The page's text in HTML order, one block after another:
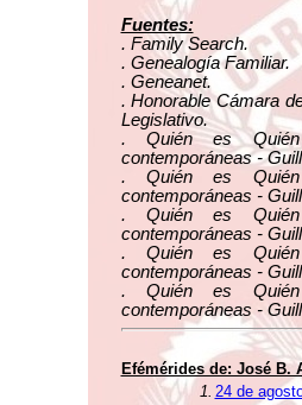
Fuentes:
. Family Search.
. Genealogía Familiar.
. Geneanet.
. Honorable Cámara
Legislativo.
. Quién es
contemporáneas -
. Quién es
contemporáneas -
. Quién es
contemporáneas -
. Quién es
contemporáneas -
. Quién es
contemporáneas -
Efémérides de: José B.
1. 24 de